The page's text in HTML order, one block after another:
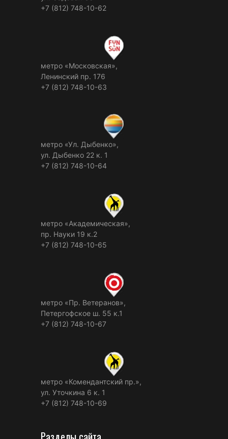
+7 (812) 748-10-62
метро «Московская»,
Ленинский пр. 176
+7 (812) 748-10-63
метро «Ул. Дыбенко»,
ул. Дыбенко 22 к. 1
+7 (812) 748-10-64
метро «Академическая»,
пр. Науки 19 к.2
+7 (812) 748-10-65
метро «Пр. Ветеранов»,
Петергофское ш. 55 к.1
+7 (812) 748-10-67
метро «Комендантский пр.»,
ул. Уточкина 6 к. 1
+7 (812) 748-10-69